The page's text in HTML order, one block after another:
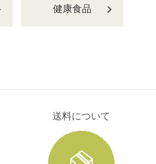
健康食品
送料について